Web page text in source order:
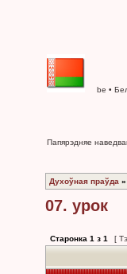
be •
Папярэдняе
Духоўная праўда »
07. урок
Старонка 1 з 1 [